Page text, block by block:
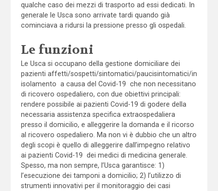
qualche caso dei mezzi di trasporto ad essi dedicati. In
generale le Usca sono arrivate tardi quando già
cominciava a ridursi la pressione presso gli ospedali.
Le funzioni
Le Usca si occupano della gestione domiciliare dei
pazienti affetti/sospetti/sintomatici/paucisintomatici/in
isolamento a causa del Covid-19 che non necessitano
di ricovero ospedaliero, con due obiettivi principali:
rendere possibile ai pazienti Covid-19 di godere della
necessaria assistenza specifica extraospedaliera
presso il domicilio, e alleggerire la domanda e il ricorso
al ricovero ospedaliero. Ma non vi è dubbio che un altro
degli scopi è quello di alleggerire dall’impegno relativo
ai pazienti Covid-19 dei medici di medicina generale.
Spesso, ma non sempre, l’Usca garantisce: 1)
l’esecuzione dei tamponi a domicilio; 2) l’utilizzo di
strumenti innovativi per il monitoraggio dei casi